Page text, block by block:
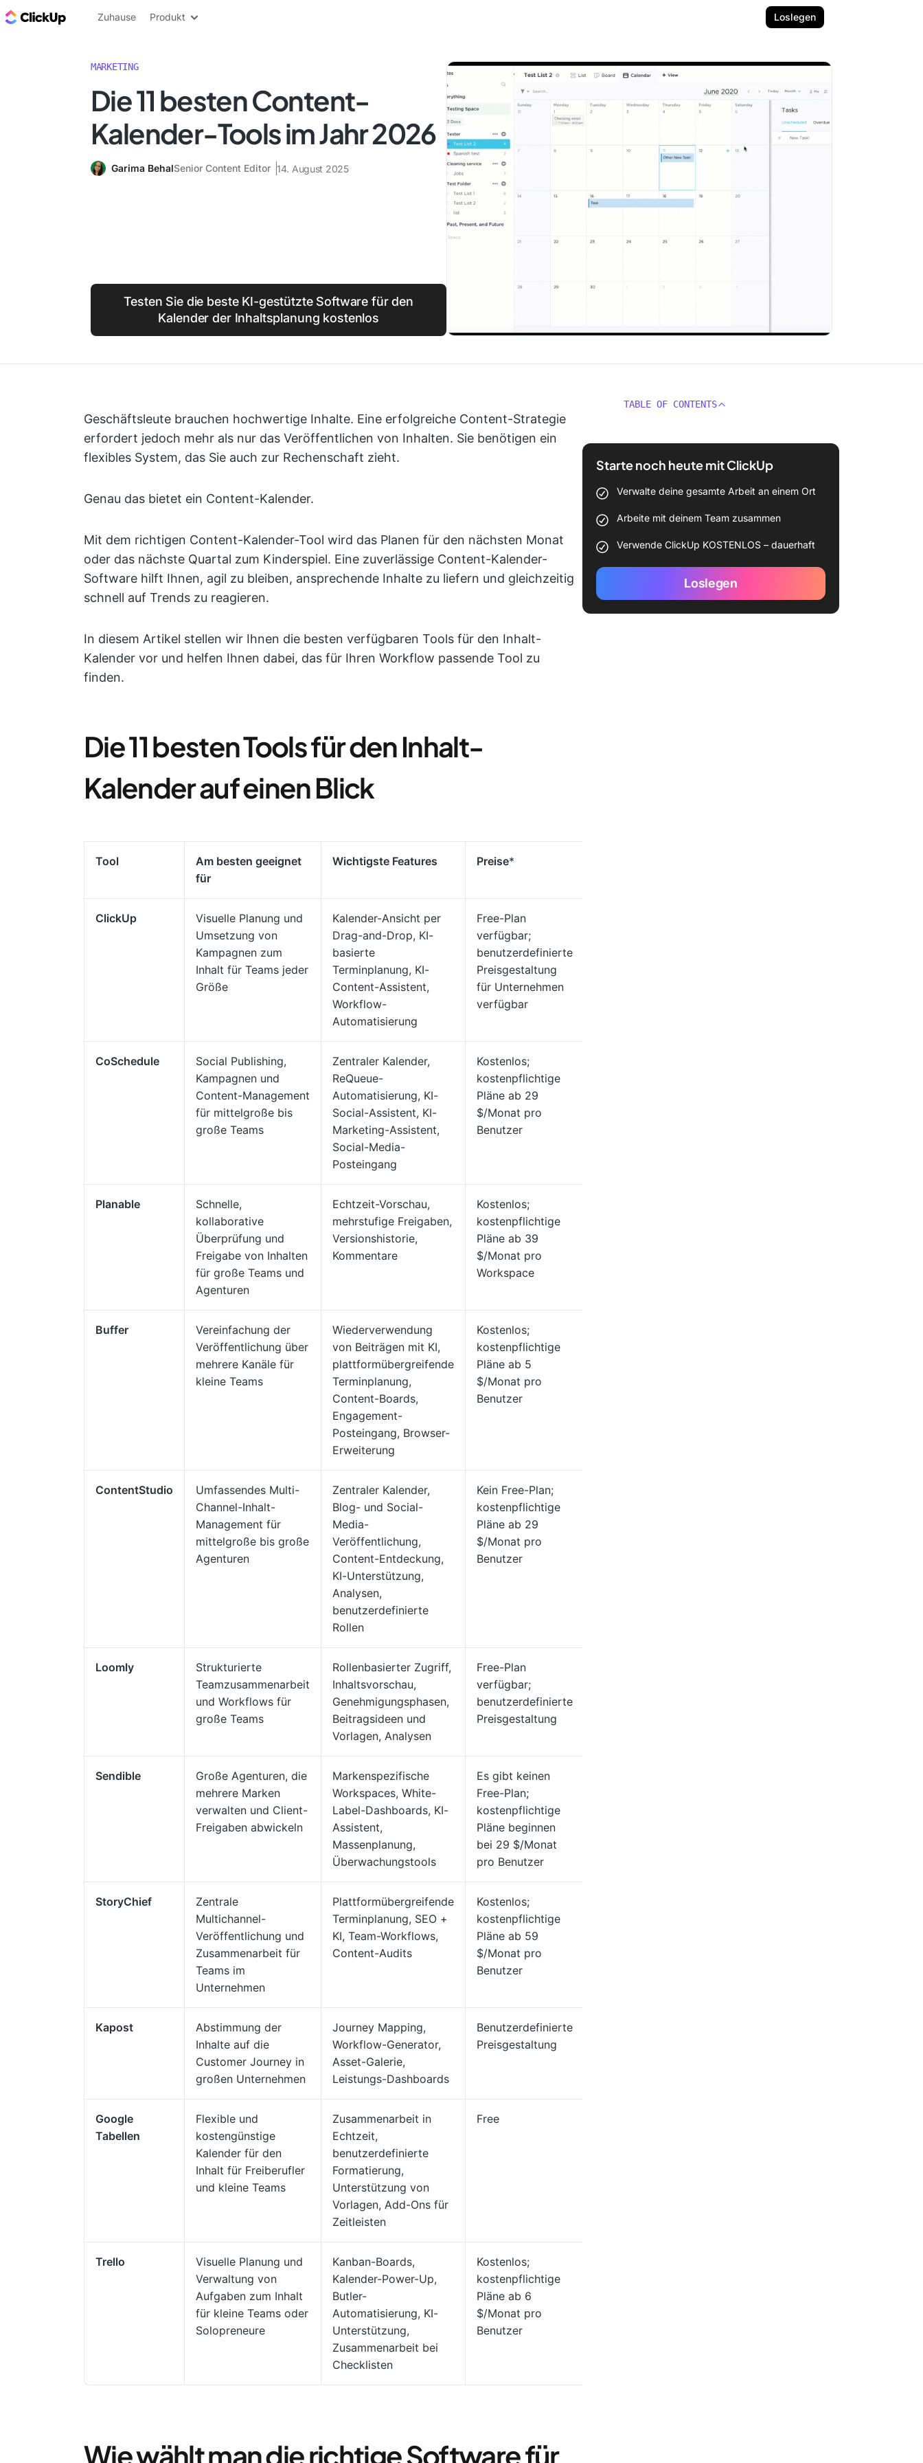
ClickUp Blog
Zuhause Produkt Loslegen
MARKETING
Die 11 besten Content-
Kalender-Tools im Jahr 2026
Garima BehalSenior Content Editor 14. August 2025
Testen Sie die beste KI-gestützte Software für den
Kalender der Inhaltsplanung kostenlos
Geschäftsleute brauchen hochwertige Inhalte. Eine erfolgreiche Content-Strategie
erfordert jedoch mehr als nur das Veröffentlichen von Inhalten. Sie benötigen ein
flexibles System, das Sie auch zur Rechenschaft zieht.
Genau das bietet ein Content-Kalender.
Mit dem richtigen Content-Kalender-Tool wird das Planen für den nächsten Monat
oder das nächste Quartal zum Kinderspiel. Eine zuverlässige Content-Kalender-
Software hilft Ihnen, agil zu bleiben, ansprechende Inhalte zu liefern und gleichzeitig
schnell auf Trends zu reagieren.
In diesem Artikel stellen wir Ihnen die besten verfügbaren Tools für den Inhalt-
Kalender vor und helfen Ihnen dabei, das für Ihren Workflow passende Tool zu
finden.
Die 11 besten Tools für den Inhalt-
Kalender auf einen Blick
Tool
Am besten geeignet
für
Wichtigste Features Preise*
ClickUp
Visuelle Planung und
Umsetzung von
Kampagnen zum
Inhalt für Teams jeder
Größe
Kalender-Ansicht per
Drag-and-Drop, KI-
basierte
Terminplanung, KI-
Content-Assistent,
Workflow-
Automatisierung
Free-Plan
verfügbar;
benutzerdefinierte
Preisgestaltung
für Unternehmen
verfügbar
CoSchedule
Social Publishing,
Kampagnen und
Content-Management
für mittelgroße bis
große Teams
Zentraler Kalender,
ReQueue-
Automatisierung, KI-
Social-Assistent, KI-
Marketing-Assistent,
Social-Media-
Posteingang
Kostenlos;
kostenpflichtige
Pläne ab 29
$/Monat pro
Benutzer
Planable
Schnelle,
kollaborative
Überprüfung und
Freigabe von Inhalten
für große Teams und
Agenturen
Echtzeit-Vorschau,
mehrstufige Freigaben,
Versionshistorie,
Kommentare
Kostenlos;
kostenpflichtige
Pläne ab 39
$/Monat pro
Workspace
Buffer
Vereinfachung der
Veröffentlichung über
mehrere Kanäle für
kleine Teams
Wiederverwendung
von Beiträgen mit KI,
plattformübergreifende
Terminplanung,
Content-Boards,
Engagement-
Posteingang, Browser-
Erweiterung
Kostenlos;
kostenpflichtige
Pläne ab 5
$/Monat pro
Benutzer
ContentStudio
Umfassendes Multi-
Channel-Inhalt-
Management für
mittelgroße bis große
Agenturen
Zentraler Kalender,
Blog- und Social-
Media-
Veröffentlichung,
Content-Entdeckung,
KI-Unterstützung,
Analysen,
benutzerdefinierte
Rollen
Kein Free-Plan;
kostenpflichtige
Pläne ab 29
$/Monat pro
Benutzer
Loomly
Strukturierte
Teamzusammenarbeit
und Workflows für
große Teams
Rollenbasierter Zugriff,
Inhaltsvorschau,
Genehmigungsphasen,
Beitragsideen und
Vorlagen, Analysen
Free-Plan
verfügbar;
benutzerdefinierte
Preisgestaltung
Sendible
Große Agenturen, die
mehrere Marken
verwalten und Client-
Freigaben abwickeln
Markenspezifische
Workspaces, White-
Label-Dashboards, KI-
Assistent,
Massenplanung,
Überwachungstools
Es gibt keinen
Free-Plan;
kostenpflichtige
Pläne beginnen
bei 29 $/Monat
pro Benutzer
StoryChief
Zentrale
Multichannel-
Veröffentlichung und
Zusammenarbeit für
Teams im
Unternehmen
Plattformübergreifende
Terminplanung, SEO +
KI, Team-Workflows,
Content-Audits
Kostenlos;
kostenpflichtige
Pläne ab 59
$/Monat pro
Benutzer
Kapost
Abstimmung der
Inhalte auf die
Customer Journey in
großen Unternehmen
Journey Mapping,
Workflow-Generator,
Asset-Galerie,
Leistungs-Dashboards
Benutzerdefinierte
Preisgestaltung
Google
Tabellen
Flexible und
kostengünstige
Kalender für den
Inhalt für Freiberufler
und kleine Teams
Zusammenarbeit in
Echtzeit,
benutzerdefinierte
Formatierung,
Unterstützung von
Vorlagen, Add-Ons für
Zeitleisten
Free
Trello
Visuelle Planung und
Verwaltung von
Aufgaben zum Inhalt
für kleine Teams oder
Solopreneure
Kanban-Boards,
Kalender-Power-Up,
Butler-
Automatisierung, KI-
Unterstützung,
Zusammenarbeit bei
Checklisten
Kostenlos;
kostenpflichtige
Pläne ab 6
$/Monat pro
Benutzer
Wie wählt man die richtige Software für
TABLE OF CONTENTS
Starte noch heute mit ClickUp
Verwalte deine gesamte Arbeit an einem Ort
Arbeite mit deinem Team zusammen
Verwende ClickUp KOSTENLOS – dauerhaft
Loslegen